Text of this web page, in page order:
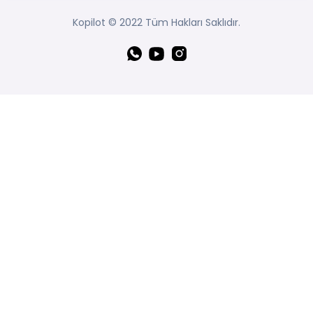
Kopilot © 2022 Tüm Hakları Saklıdır.
Whatsapp
YouTubeInstagram